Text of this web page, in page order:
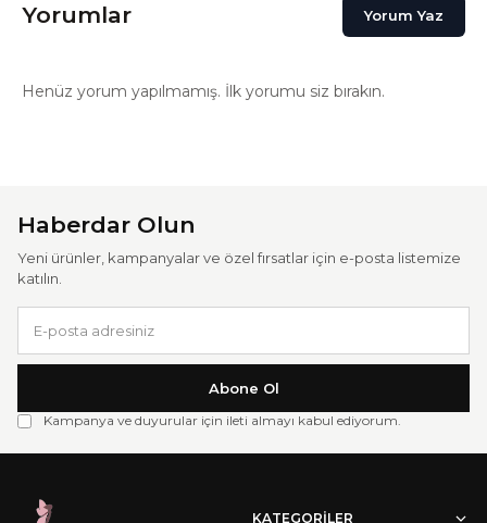
Yorumlar Yorum Yaz
Henüz yorum yapılmamış. İlk yorumu siz bırakın.
Haberdar Olun
Yeni ürünler, kampanyalar ve özel fırsatlar için e-posta listemize
katılın.
Abone Ol
Kampanya ve duyurular için ileti almayı kabul ediyorum.
KATEGORILER